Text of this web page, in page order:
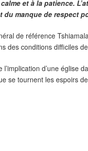
et à la patience.
du manque de respect
de référence
des conditions difficiles
d’une église
se tournent les espoirs